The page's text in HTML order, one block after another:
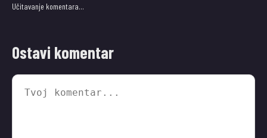
Učitavanje komentara…
Ostavi komentar